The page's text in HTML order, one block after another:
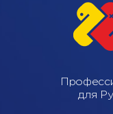
для